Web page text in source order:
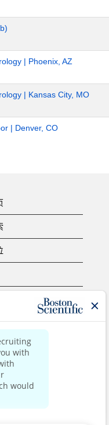
| Phoenix, AZ
| Kansas City, MO
| Denver, CO